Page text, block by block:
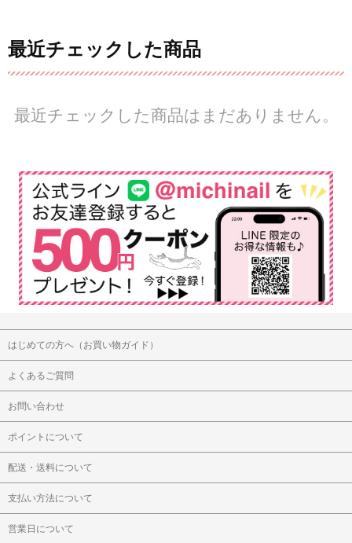
最近チェックした商品
最近チェックした商品はまだありません。
はじめての方へ（お買い物ガイド）
よくあるご質問
お問い合わせ
ポイントについて
配送・送料について
支払い方法について
営業日について